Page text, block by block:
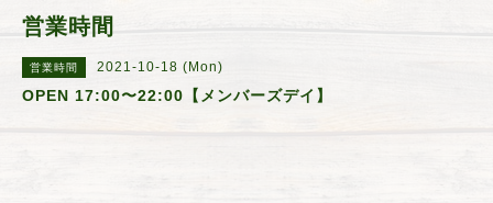
営業時間
営業時間 2021-10-18 (Mon)
OPEN 17:00〜22:00【メンバーズデイ】